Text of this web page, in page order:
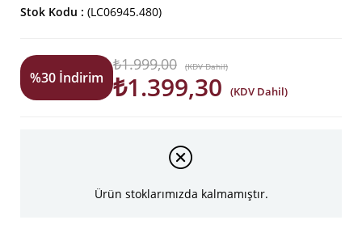
Stok Kodu (LC06945.480)
%30 İndirim
₺1.999,00 (KDV Dahil)
₺1.399,30 (KDV Dahil)
Ürün stoklarımızda kalmamıştır.